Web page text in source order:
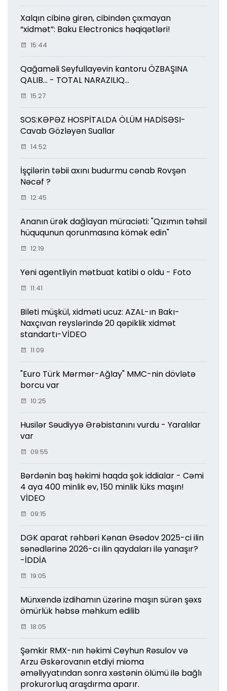
Xalqın cibinə girən, cibindən çıxmayan
“xidmət”: Baku Electronics həqiqətləri!
15:44
Qağaməli Seyfullayevin kantoru ÖZBAŞINA
QALIB... - TOTAL NARAZILIQ...
15:27
SOS:KƏPƏZ HOSPİTALDA ÖLÜM HADİSƏSI-
Cavab Gözləyən Suallar
14:52
İşçilərin təbii axını budurmu cənab Rovşən
Nəcəf ?
12:45
Ananın ürək dağlayan müraciəti: "Qızımın təhsil
hüququnun qorunmasına kömək edin"
12:19
Yeni agentliyin mətbuat katibi o oldu - Foto
11:41
Bileti müşkül, xidməti ucuz: AZAL-ın Bakı-
Naxçıvan reyslərində 20 qəpiklik xidmət
standartı-VİDEO
11:09
"Euro Türk Mərmər-Ağlay" MMC-nin dövlətə
borcu var
10:25
Husilər Səudiyyə Ərəbistanını vurdu - Yaralılar
var
09:55
Bərdənin baş həkimi haqda şok iddialar - Cəmi
4 aya 400 minlik ev, 150 minlik lüks maşın!
VİDEO
09:15
DGK aparat rəhbəri Kənan Əsədov 2025-ci ilin
sənədlərinə 2026-cı ilin qaydaları ilə yanaşır?
-İDDİA
19:05
Münxendə izdihamın üzərinə maşın sürən şəxs
ömürlük həbsə məhkum edilib
18:05
Şəmkir RMX-nın həkimi Ceyhun Rəsulov və
Arzu Əskərovanın etdiyi mioma
əməliyyatından sonra xəstənin ölümü ilə bağlı
prokurorluq araşdırma aparır.